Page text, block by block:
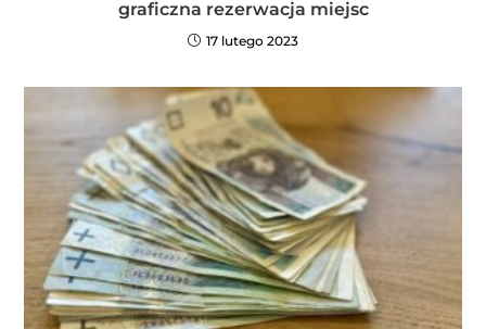
graficzna rezerwacja miejsc
17 lutego 2023